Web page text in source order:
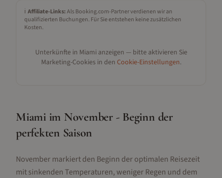
ℹ️ Affiliate-Links:Als Booking.com-Partner verdienen wir an
qualifizierten Buchungen. Für Sie entstehen keine zusätzlichen
Kosten.
Unterkünfte in Miami anzeigen — bitte aktivieren Sie
Marketing-Cookies in den Cookie-Einstellungen.
Miami im November - Beginn der
perfekten Saison
November markiert den Beginn der optimalen Reisezeit
mit sinkenden Temperaturen, weniger Regen und dem